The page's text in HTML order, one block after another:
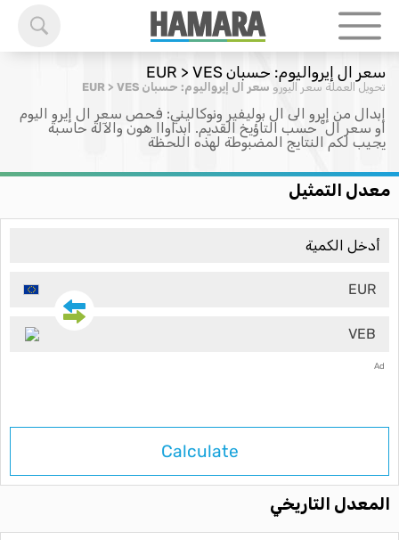
سعر ال إيرواليوم: حسبان EUR > VES
تحويل العملة سعر اليورو سعر ال إيرواليوم: حسبان EUR > VES
إبدال من إيرو الى ال بوليفير ونوكاليني: فحص سعر ال إيرو اليوم
او سعر ال ْ حسب التاؤيخ القديم. ابداواا هون والآلة حاسبة
يجيب لكم النتايج المضبوطة لهذه اللحظة
معدل التمثيل
EUR
VEB
Ad
Calculate
المعدل التاريخي